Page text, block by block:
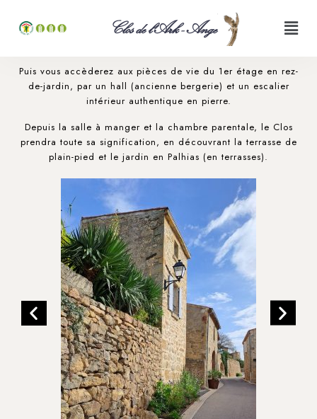
Clos de l'Ark - Ange
À votre arrivée, vous pénétrerez dans le « Clos de l’Ark-
Ange » depuis le rez-de-rue, en stationnant dans un grand
Puis vous accèderez aux pièces de vie du 1er étage en rez-
de-jardin, par un hall (ancienne bergerie) et un escalier
intérieur authentique en pierre.
Depuis la salle à manger et la chambre parentale, le Clos
prendra toute sa signification, en découvrant la terrasse de
plain-pied et le jardin en Palhias (en terrasses).